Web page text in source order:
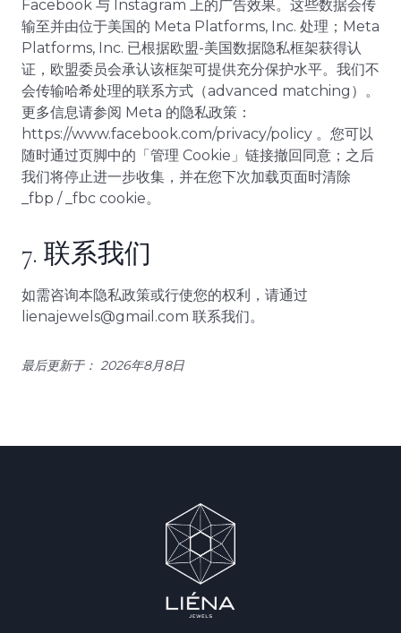
Facebook 与 Instagram 上的广告效果。这些数据会传
输至并由位于美国的 Meta Platforms, Inc. 处理；Meta
Platforms, Inc. 已根据欧盟-美国数据隐私框架获得认
证，欧盟委员会承认该框架可提供充分保护水平。我们不
会传输哈希处理的联系方式（advanced matching）。
更多信息请参阅 Meta 的隐私政策：
https://www.facebook.com/privacy/policy 。您可以
随时通过页脚中的「管理 Cookie」链接撤回同意；之后
我们将停止进一步收集，并在您下次加载页面时清除
_fbp / _fbc cookie。
7. 联系我们
如需咨询本隐私政策或行使您的权利，请通过
lienajewels@gmail.com 联系我们。
最后更新于： 2026年8月8日